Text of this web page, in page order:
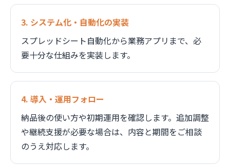
3. システム化・自動化の実装
スプレッドシート自動化から業務アプリまで、必
要十分な仕組みを実装します。
4. 導入・運用フォロー
納品後の使い方や初期運用を確認します。追加調整
や継続支援が必要な場合は、内容と期間をご相談
のうえ対応します。